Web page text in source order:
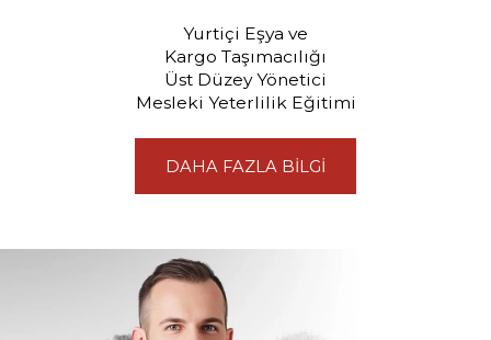
Yurtiçi Eşya ve
Kargo Taşımacılığı
Üst Düzey Yönetici
Mesleki Yeterlilik Eğitimi
DAHA FAZLA BİLGİ